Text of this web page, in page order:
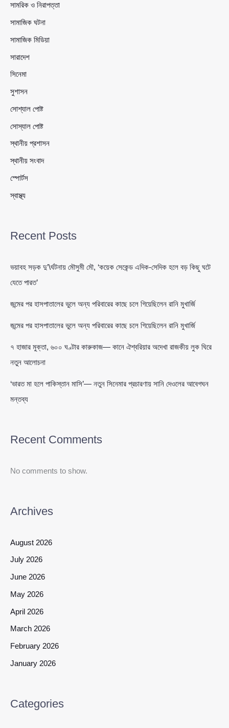
সামরিক ও নিরাপত্তা
সামাজিক ঘটনা
সামাজিক মিডিয়া
সারাদেশ
সিনেমা
সুশাসন
সোশ্যাল পোষ্ট
সোস্যাল পোষ্ট
স্থানীয় প্রশাসন
স্থানীয় সংবাদ
স্পোর্টস
স্বাস্থ্য
Recent Posts
ভয়াবহ সড়ক দু’\র্ঘটনায় মৌসুমী মৌ, ‘কয়েক সেকেন্ড এদিক-সেদিক হলে বড় কিছু ঘটে
যেতে পারত’
জন্মের পর হাসপাতালের ভুলে অন্য পরিবারের কাছে চলে গিয়েছিলেন রানি মুখার্জি
জন্মের পর হাসপাতালের ভুলে অন্য পরিবারের কাছে চলে গিয়েছিলেন রানি মুখার্জি
৭ হাজার মুক্তা, ৬০০ ঘণ্টার কারুকাজ— কানে ঐশ্বরিয়ার অদেখা রাজকীয় লুক ঘিরে
নতুন আলোচনা
‘ভারত মা হলে পাকিস্তান মাসি’— নতুন সিনেমার প্রচারণায় সানি দেওলের আবেগঘন
মন্তব্য
Recent Comments
No comments to show.
Archives
August 2026
July 2026
June 2026
May 2026
April 2026
March 2026
February 2026
January 2026
Categories